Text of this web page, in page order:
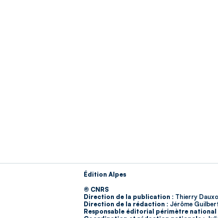
Édition Alpes
© CNRS
Direction de la publication : Thierry
Direction de la rédaction : Jérôme
Responsable éditorial périmètre national